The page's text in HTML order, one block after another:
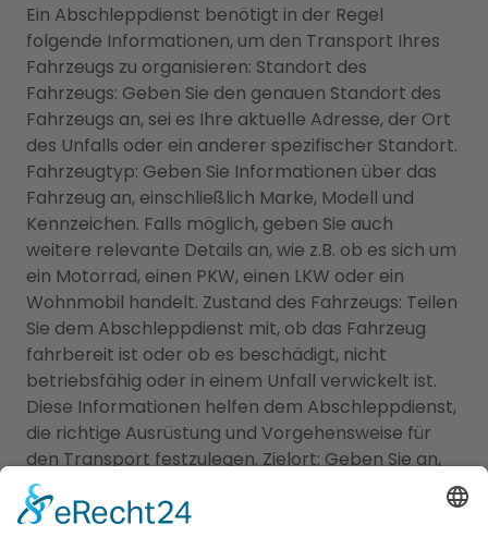
Ein Abschleppdienst benötigt in der Regel
folgende Informationen, um den Transport Ihres
Fahrzeugs zu organisieren: Standort des
Fahrzeugs: Geben Sie den genauen Standort des
Fahrzeugs an, sei es Ihre aktuelle Adresse, der Ort
des Unfalls oder ein anderer spezifischer Standort.
Fahrzeugtyp: Geben Sie Informationen über das
Fahrzeug an, einschließlich Marke, Modell und
Kennzeichen. Falls möglich, geben Sie auch
weitere relevante Details an, wie z.B. ob es sich um
ein Motorrad, einen PKW, einen LKW oder ein
Wohnmobil handelt. Zustand des Fahrzeugs: Teilen
Sie dem Abschleppdienst mit, ob das Fahrzeug
fahrbereit ist oder ob es beschädigt, nicht
betriebsfähig oder in einem Unfall verwickelt ist.
Diese Informationen helfen dem Abschleppdienst,
die richtige Ausrüstung und Vorgehensweise für
den Transport festzulegen. Zielort: Geben Sie an,
wohin das Fahrzeug transportiert werden soll. Dies
kann beispielsweise eine Werkstatt, ein